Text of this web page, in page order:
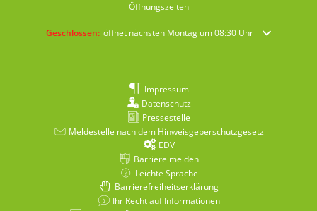
Öffnungszeiten
Klicken, um weitere Öffnungs- oder Schließzeiten auszublenden
Geschlossen: öffnet nächsten Montag um 08:30 Uhr
Impressum
Datenschutz
Pressestelle
Meldestelle nach dem Hinweisgeberschutzgesetz
EDV
Barriere melden
Leichte Sprache
Barrierefreiheitserklärung
Ihr Recht auf Informationen